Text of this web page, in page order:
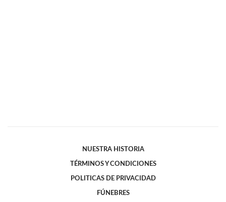
NUESTRA HISTORIA
TÉRMINOS Y CONDICIONES
POLITICAS DE PRIVACIDAD
FÚNEBRES